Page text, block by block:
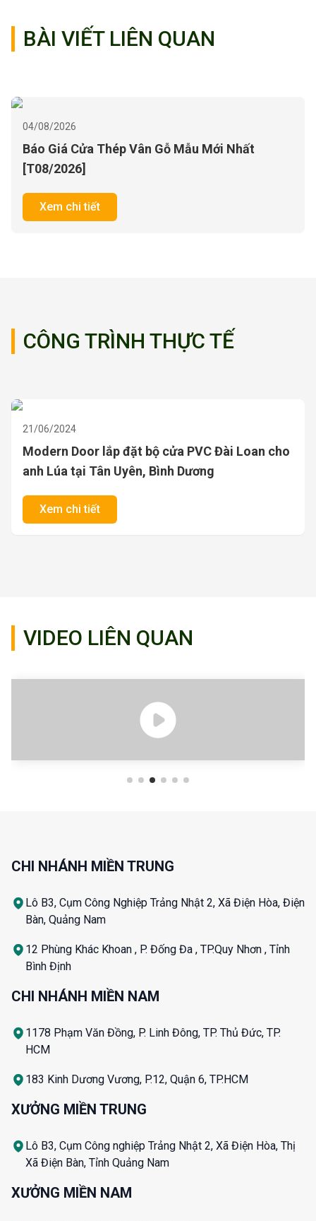
BÀI VIẾT LIÊN QUAN
04/08/2026
Báo Giá Cửa Thép Vân Gỗ Mẫu Mới Nhất
[T08/2026]
Xem chi tiết
CÔNG TRÌNH THỰC TẾ
21/06/2024
Modern Door lắp đặt bộ cửa PVC Đài Loan cho
anh Lúa tại Tân Uyên, Bình Dương
Xem chi tiết
VIDEO LIÊN QUAN
CHI NHÁNH MIỀN TRUNG
Lô B3, Cụm Công Nghiệp Trảng Nhật 2, Xã Điện Hòa, Điện
Bàn, Quảng Nam
12 Phùng Khác Khoan , P. Đống Đa , TP.Quy Nhơn , Tỉnh
Bình Định
CHI NHÁNH MIỀN NAM
1178 Phạm Văn Đồng, P. Linh Đông, TP. Thủ Đức, TP.
HCM
183 Kinh Dương Vương, P.12, Quận 6, TP.HCM
XƯỞNG MIỀN TRUNG
Lô B3, Cụm Công nghiệp Trảng Nhật 2, Xã Điện Hòa, Thị
Xã Điện Bàn, Tỉnh Quảng Nam
XƯỞNG MIỀN NAM